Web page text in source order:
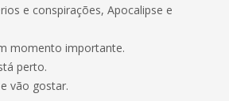
e conspirações, Apocalipse e
momento importante.
perto.
vão gostar.